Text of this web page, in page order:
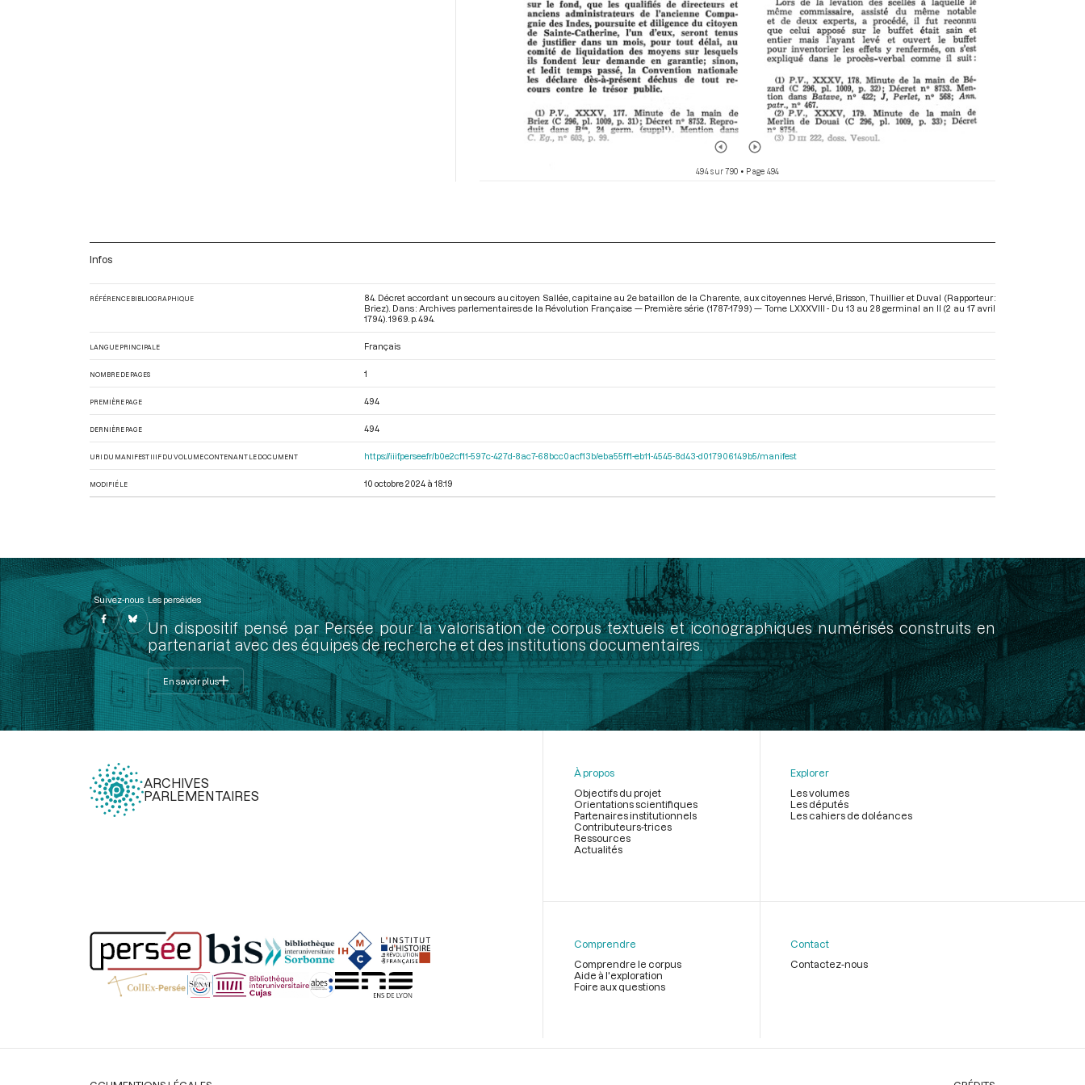
494 sur 790 • Page 494
Infos
RÉFÉRENCE BIBLIOGRAPHIQUE
84. Décret accordant un secours au citoyen Sallée, capitaine au 2e bataillon de la Charente, aux citoyennes Hervé, Brisson, Thuillier et Duval (Rapporteur :
Briez). Dans : Archives parlementaires de la Révolution Française — Première série (1787-1799) — Tome LXXXVIII - Du 13 au 28 germinal an II (2 au 17 avril
1794) . 1969. p. 494.
LANGUE PRINCIPALE Français
NOMBRE DE PAGES 1
PREMIÈRE PAGE 494
DERNIÈRE PAGE 494
URI DU MANIFEST IIIF DU VOLUME CONTENANT LE DOCUMENT https://iiif.persee.fr/b0e2cf11-597c-427d-8ac7-68bcc0acf13b/eba55ff1-eb11-4545-8d43-d017906149b5/manifest
MODIFIÉ LE 10 octobre 2024 à 18:19
Suivez-nous Les perséides
Un dispositif pensé par Persée pour la valorisation de corpus textuels et iconographiques numérisés construits en
partenariat avec des équipes de recherche et des institutions documentaires.
En savoir plus
ARCHIVES
PARLEMENTAIRES
page
À propos
Objectifs du projet
Orientations scientifiques
Partenaires institutionnels
Contributeurs-trices
Ressources
Actualités
Explorer
Les volumes
Les députés
Les cahiers de doléances
Comprendre
Comprendre le corpus
Aide à l'exploration
Foire aux questions
Contact
Contactez-nous
Légal